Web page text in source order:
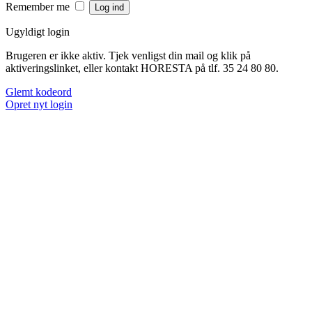
Remember me
Ugyldigt login
Brugeren er ikke aktiv. Tjek venligst din mail og klik på
aktiveringslinket, eller kontakt HORESTA på tlf. 35 24 80 80.
Glemt kodeord
Opret nyt login